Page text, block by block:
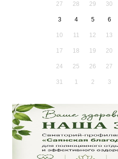
27 28 29 30
3 4 5 6
10 11 12 13
17 18 19 20
24 25 26 27
31 1 2 3